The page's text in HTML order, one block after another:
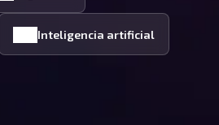
Inteligencia artificial